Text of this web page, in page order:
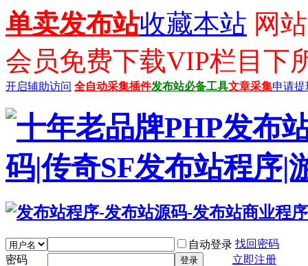
单卖发布站收藏本站 网
会员免费下载VIP栏目下
开启辅助访问 全自动采集插件发布站必备工具文章采集申请提
自动登录 找回密码
密码
登录
立即注册